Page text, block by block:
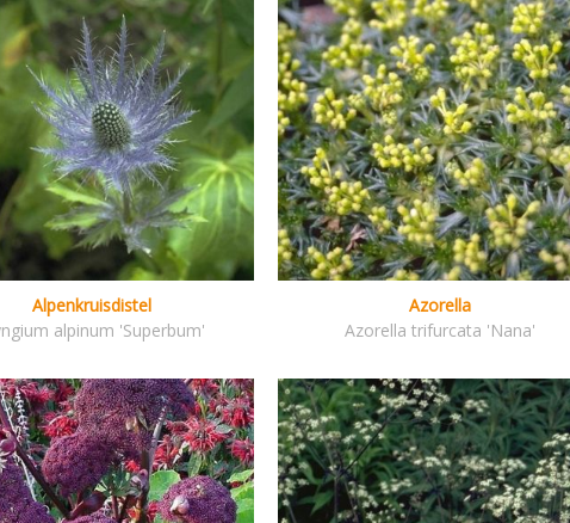
Alpenkruisdistel
alpinum 'Superbum'
Azorella
Azorella trifurcata 'Nana'